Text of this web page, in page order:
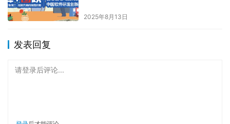
2025年8月13日
发表回复
请登录后评论...